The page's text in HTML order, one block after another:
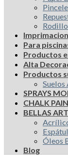
Para
Productos
Alta
Productos
Suelos
SPRAYS
CHALK
BELLAS
Óleos
Blog